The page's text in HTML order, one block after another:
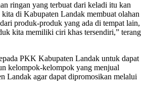
ringan yang terbuat dari keladi itu kan
di Kabupaten Landak membuat olahan
produk-produk yang ada di tempat lain,
kita memiliki ciri khas tersendiri,” terang
PKK Kabupaten Landak untuk dapat
kelompok-kelompok yang menjual
Landak agar dapat dipromosikan melalui